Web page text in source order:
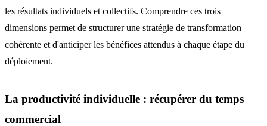
les résultats individuels et collectifs. Comprendre ces trois
dimensions permet de structurer une stratégie de transformation
cohérente et d'anticiper les bénéfices attendus à chaque étape du
déploiement.
La productivité individuelle : récupérer du temps
commercial